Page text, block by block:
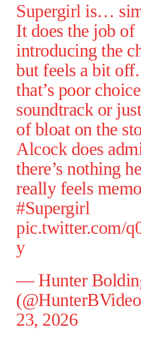
Supergirl is…
It does the job of
introducing the
but feels a bit
that’s poor
soundtrack or
of bloat on the
Alcock does
there’s nothing
really feels
#Supergirl
pic.twitter.com/
y
— Hunter
23, 2026